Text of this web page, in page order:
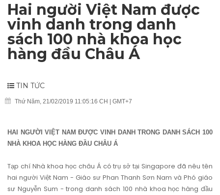
Hai người Việt Nam được
vinh danh trong danh
sách 100 nhà khoa học
hàng đầu Châu Á
TIN TỨC
Thứ Năm, 21/02/2019 11:05:16 CH | GMT+7
HAI NGƯỜI VIỆT NAM ĐƯỢC VINH DANH TRONG DANH SÁCH 100
NHÀ KHOA HỌC HÀNG ĐẦU CHÂU Á
Tạp chí Nhà khoa học châu Á có trụ sở tại Singapore đã nêu tên
hai người Việt Nam - Giáo sư Phan Thanh Sơn Nam và Phó giáo
sư Nguyễn Sum - trong danh sách 100 nhà khoa học hàng đầu